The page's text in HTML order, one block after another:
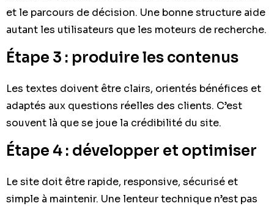
et le parcours de décision. Une bonne structure aide
autant les utilisateurs que les moteurs de recherche.
Étape 3 : produire les contenus
Les textes doivent être clairs, orientés bénéfices et
adaptés aux questions réelles des clients. C’est
souvent là que se joue la crédibilité du site.
Étape 4 : développer et optimiser
Le site doit être rapide, responsive, sécurisé et
simple à maintenir. Une lenteur technique n’est pas